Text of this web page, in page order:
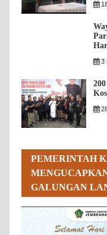
3
PEMERINTAH
GALUNGAN